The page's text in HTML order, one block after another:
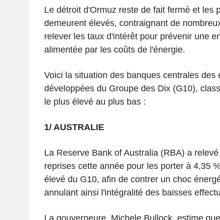
Le détroit d'Ormuz reste de fait fermé et les
demeurent élevés, contraignant de
relever les taux d'intérêt pour prévenir une
alimentée par les coûts de l'énergie.
Voici la situation des banques centrales des
développées du Groupe des Dix (G10),
le plus élevé au plus bas :
1/ AUSTRALIE
La Reserve Bank of Australia (RBA) a
reprises cette année pour les porter à 4,35
élevé du G10, afin de contrer un choc
annulant ainsi l'intégralité des baisses
La gouverneure, Michele Bullock, estime